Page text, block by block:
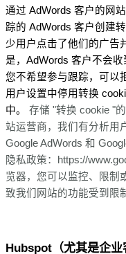
通过 AdWords 客户的网
踪的 AdWords 客户创建
少用户点击了他们的广告
是，AdWords 客户不会
您不希望参与跟踪，可以
用户设置中停用转换
中。 存储 "转换 cookie "
站运营商，我们有分析用
Google AdWords 和
隐私政策：https://
览器，您可以监控、限制
致我们网站的功能受到限
Hubspot（尤其是企业